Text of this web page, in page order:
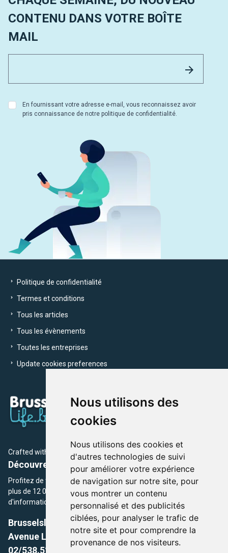
Nous utilisons des
cookies
Nous utilisons des cookies et
d'autres technologies de suivi
pour améliorer votre expérience
de navigation sur notre site, pour
vous montrer un contenu
personnalisé et des publicités
ciblées, pour analyser le trafic de
notre site et pour comprendre la
provenance de nos visiteurs.
CONTENU DANS VOTRE BOÎTE
MAIL
En fournissant votre adresse e-mail, vous reconnaissez avoir
pris connaissance de notre politique de confidentialité.
Politique de confidentialité
Termes et conditions
Tous les articles
Tous les évènements
Toutes les entreprises
Update cookies preferences
Crafted with by Brusselslife Team
Découvrez plus de 12 000 adresses et événements
Profitez de toutes les sections de BrusselsLife.be et découvrez
plus de 12 000 adresses et un grand choix d'événements,
d'informations et de conseils et astuces de notre écriture.
Brusselslife.be
Avenue Louise, 500 -1050 Ixelles, Brussels,
02/538.51.49.